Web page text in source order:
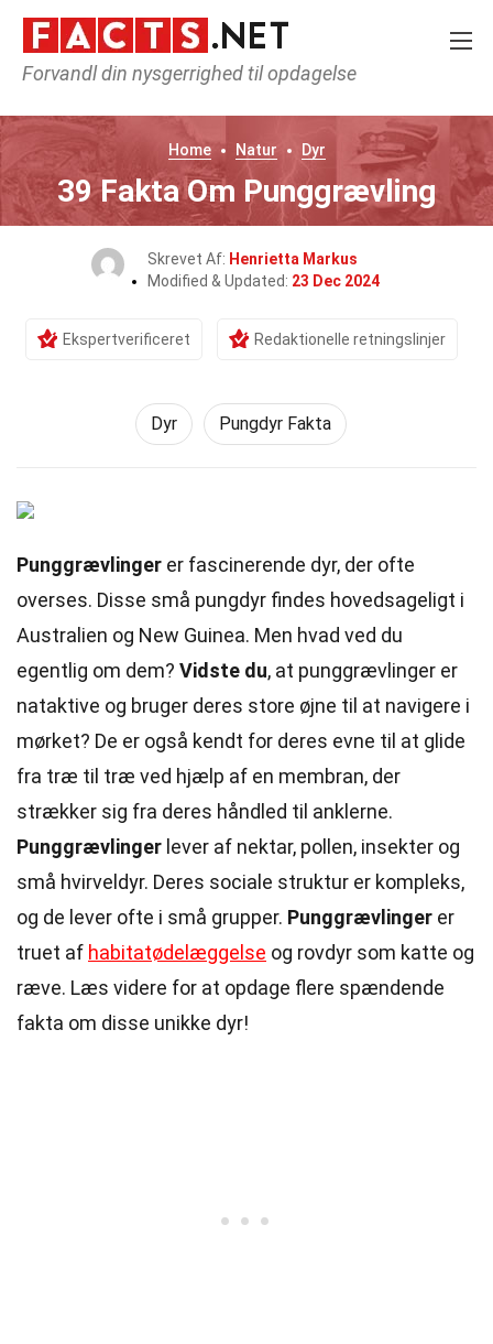
Forvandl din nysgerrighed til opdagelse
Home Natur Dyr
39 Fakta Om Punggrævling
Skrevet Af: Henrietta Markus
Modified & Updated: 23 Dec 2024
Ekspertverificeret Redaktionelle retningslinjer
Dyr Pungdyr Fakta
Punggrævlinger er fascinerende dyr, der ofte
overses. Disse små pungdyr findes hovedsageligt i
Australien og New Guinea. Men hvad ved du
egentlig om dem? Vidste du, at punggrævlinger er
nataktive og bruger deres store øjne til at navigere i
mørket? De er også kendt for deres evne til at glide
fra træ til træ ved hjælp af en membran, der
strækker sig fra deres håndled til anklerne.
Punggrævlinger lever af nektar, pollen, insekter og
små hvirveldyr. Deres sociale struktur er kompleks,
og de lever ofte i små grupper. Punggrævlinger er
truet af habitatødelæggelse og rovdyr som katte og
ræve. Læs videre for at opdage flere spændende
fakta om disse unikke dyr!